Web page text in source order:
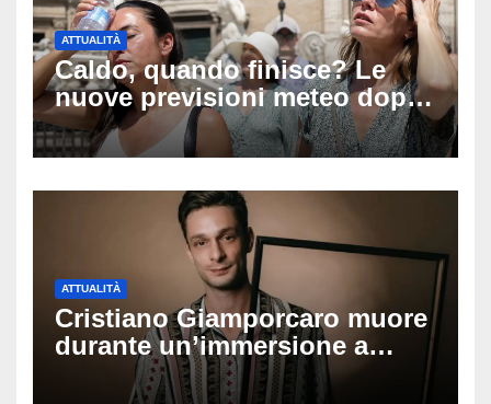
ATTUALITÀ
Caldo, quando finisce? Le
nuove previsioni meteo dopo
Ferragosto: ecco quando
potrebbe arrivare la svolta
ATTUALITÀ
Cristiano Giamporcaro muore
durante un’immersione a
Lampedusa: aperta